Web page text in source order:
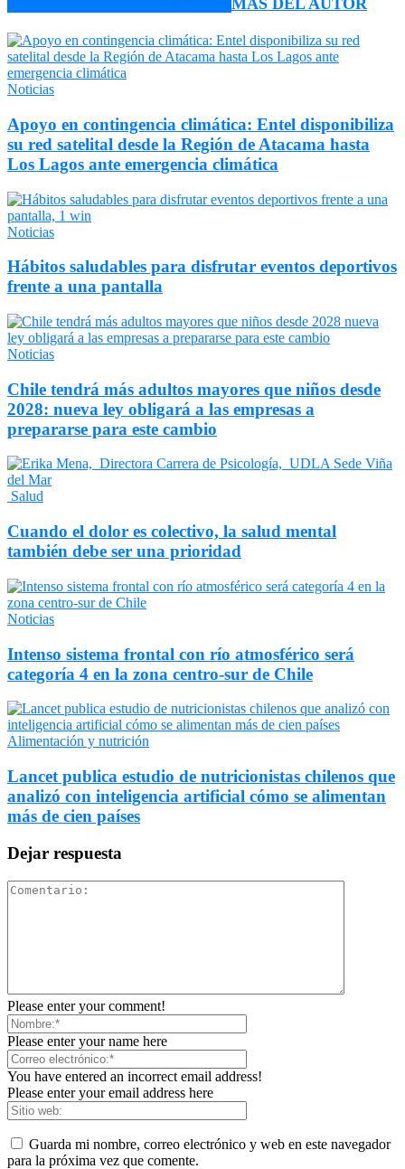
Noticias
Apoyo en contingencia climática: Entel disponibiliza
su red satelital desde la Región de Atacama hasta
Los Lagos ante emergencia climática
Noticias
Hábitos saludables para disfrutar eventos deportivos
frente a una pantalla
Noticias
Chile tendrá más adultos mayores que niños desde
2028: nueva ley obligará a las empresas a
prepararse para este cambio
Salud
Cuando el dolor es colectivo, la salud mental
también debe ser una prioridad
Noticias
Intenso sistema frontal con río atmosférico será
categoría 4 en la zona centro-sur de Chile
Alimentación y nutrición
Lancet publica estudio de nutricionistas chilenos que
analizó con inteligencia artificial cómo se alimentan
más de cien países
Dejar respuesta
Please enter your comment!
Please enter your name here
You have entered an incorrect email address!
Please enter your email address here
Guarda mi nombre, correo electrónico y web en este navegador
para la próxima vez que comente.